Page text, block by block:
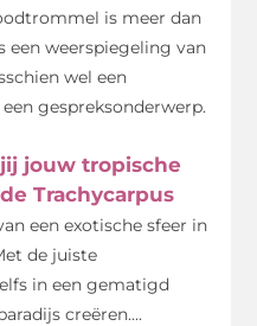
is meer dan
een weerspiegeling van
wel een
gespreksonderwerp.
jouw tropische
Trachycarpus
een exotische sfeer in
de juiste
in een gematigd
creëren....